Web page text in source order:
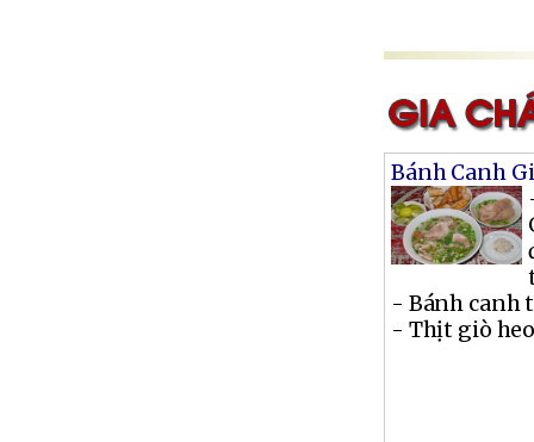
Bánh Canh
- Bánh canh
- Thịt giò